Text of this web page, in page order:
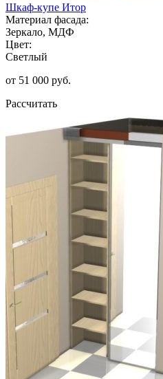
Шкаф-купе Итор
Материал фасада:
Зеркало, МДФ
Цвет:
Светлый
от 51 000 руб.
Рассчитать